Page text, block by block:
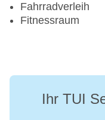
Fahrradverleih
Fitnessraum
Ihr TUI